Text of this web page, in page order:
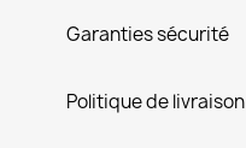
Garanties sécurité
Politique de livraison